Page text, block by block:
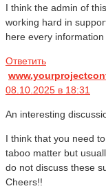
I think the admin of
working hard in
here every
Ответить
08.10.2025 в 18:31
An interesting
I think that you need
taboo matter but
do not discuss these
Cheers!!